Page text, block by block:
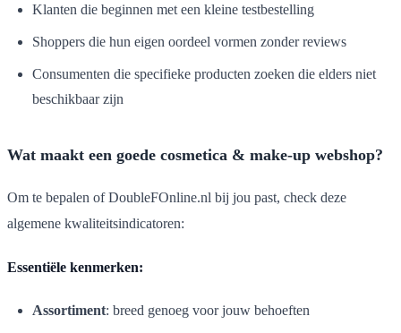
Klanten die beginnen met een kleine testbestelling
Shoppers die hun eigen oordeel vormen zonder reviews
Consumenten die specifieke producten zoeken die elders niet
beschikbaar zijn
Wat maakt een goede cosmetica & make-up webshop?
Om te bepalen of DoubleFOnline.nl bij jou past, check deze
algemene kwaliteitsindicatoren:
Essentiële kenmerken:
Assortiment: breed genoeg voor jouw behoeften